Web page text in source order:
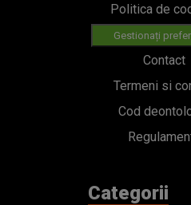
Politica de
Gestionați
Contact
Termeni si
Cod
Categorii